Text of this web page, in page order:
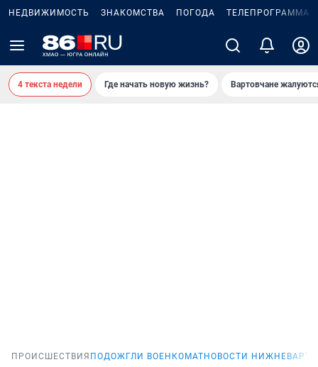
НЕДВИЖИМОСТЬ ЗНАКОМСТВА ПОГОДА ТЕЛЕПРОГРАММА
4 текста недели Где начать новую жизнь? Вартовчане
ПРОИСШЕСТВИЯ ПОДОЖГЛИ ВОЕНКОМАТ НОВОСТИ